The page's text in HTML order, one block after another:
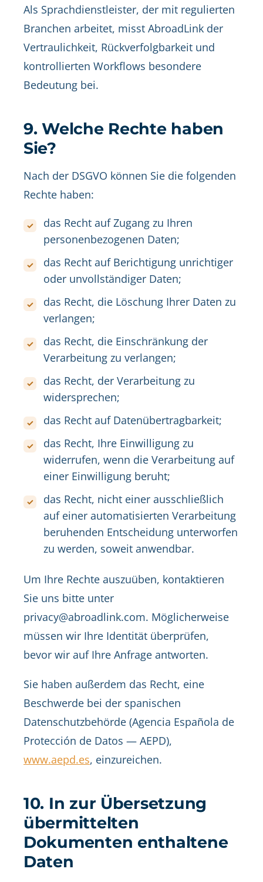
Als Sprachdienstleister, der mit regulierten
Branchen arbeitet, misst AbroadLink der
Vertraulichkeit, Rückverfolgbarkeit und
kontrollierten Workflows besondere
Bedeutung bei.
9. Welche Rechte haben
Sie?
Nach der DSGVO können Sie die folgenden
Rechte haben:
das Recht auf Zugang zu Ihren
personenbezogenen Daten;
das Recht auf Berichtigung unrichtiger
oder unvollständiger Daten;
das Recht, die Löschung Ihrer Daten zu
verlangen;
das Recht, die Einschränkung der
Verarbeitung zu verlangen;
das Recht, der Verarbeitung zu
widersprechen;
das Recht auf Datenübertragbarkeit;
das Recht, Ihre Einwilligung zu
widerrufen, wenn die Verarbeitung auf
einer Einwilligung beruht;
das Recht, nicht einer ausschließlich
auf einer automatisierten Verarbeitung
beruhenden Entscheidung unterworfen
zu werden, soweit anwendbar.
Um Ihre Rechte auszuüben, kontaktieren
Sie uns bitte unter
privacy@abroadlink.com. Möglicherweise
müssen wir Ihre Identität überprüfen,
bevor wir auf Ihre Anfrage antworten.
Sie haben außerdem das Recht, eine
Beschwerde bei der spanischen
Datenschutzbehörde (Agencia Española de
Protección de Datos — AEPD),
www.aepd.es, einzureichen.
10. In zur Übersetzung
übermittelten
Dokumenten enthaltene
Daten